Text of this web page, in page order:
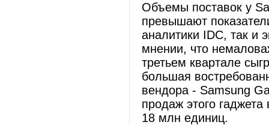
Объемы поставок у
превышают
аналитики IDC, так и
мнении, что
третьем квартале
большая
вендора - Samsung
продаж этого гаджета
18 млн единиц.